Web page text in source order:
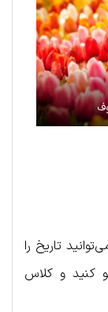
تاریخ را
کنید و کلاس